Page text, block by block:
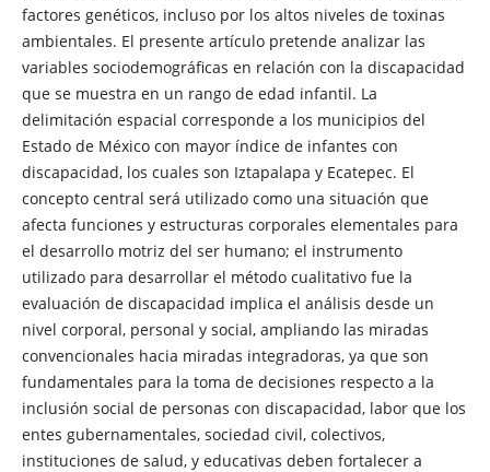
factores genéticos, incluso por los altos niveles de toxinas
ambientales. El presente artículo pretende analizar las
variables sociodemográficas en relación con la discapacidad
que se muestra en un rango de edad infantil. La
delimitación espacial corresponde a los municipios del
Estado de México con mayor índice de infantes con
discapacidad, los cuales son Iztapalapa y Ecatepec. El
concepto central será utilizado como una situación que
afecta funciones y estructuras corporales elementales para
el desarrollo motriz del ser humano; el instrumento
utilizado para desarrollar el método cualitativo fue la
evaluación de discapacidad implica el análisis desde un
nivel corporal, personal y social, ampliando las miradas
convencionales hacia miradas integradoras, ya que son
fundamentales para la toma de decisiones respecto a la
inclusión social de personas con discapacidad, labor que los
entes gubernamentales, sociedad civil, colectivos,
instituciones de salud, y educativas deben fortalecer a